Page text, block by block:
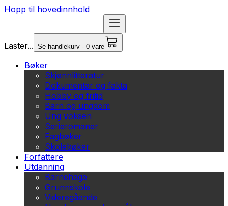
Hopp til hovedinnhold
Laster... Se handlekurv - 0 vare
Bøker
Skjønnlitteratur
Dokumentar og fakta
Hobby og fritid
Barn og ungdom
Ung voksen
Serieromaner
Fagbøker
Skolebøker
Forfattere
Utdanning
Barnehage
Grunnskole
Videregående